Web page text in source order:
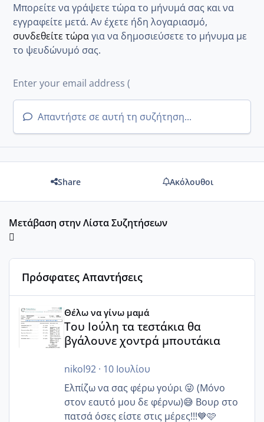
Μπορείτε να γράψετε τώρα το μήνυμά σας και να
εγγραφείτε μετά. Αν έχετε ήδη λογαριασμό,
συνδεθείτε τώραγια να δημοσιεύσετε το μήνυμα με
το ψευδώνυμό σας.
Απαντήστε σε αυτή τη συζήτηση...
Share Ακόλουθοι
Μετάβαση στην Λίστα Συζητήσεων
Πρόσφατες Απαντήσεις
Θέλω να γίνω μαμά
Του Ιούλη τα τεστάκια θα
βγάλουνε χοντρά μπουτάκια
nikol92· 10 Ιουλίου
Ελπίζω να σας φέρω γούρι 😜 (Μόνο
στον εαυτό μου δε φέρνω)😅 Βουρ στο
πατσά όσες είστε στις μέρες!!!💙🩷